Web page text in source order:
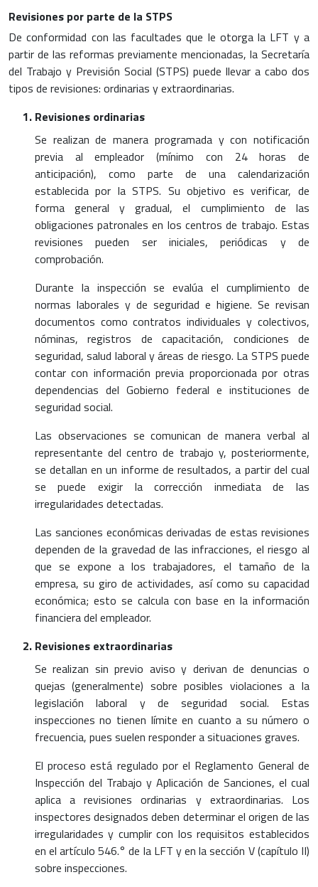
Revisiones por parte de la STPS
De conformidad con las facultades que le otorga la LFT y a
partir de las reformas previamente mencionadas, la Secretaría
del Trabajo y Previsión Social (STPS) puede llevar a cabo dos
tipos de revisiones: ordinarias y extraordinarias.
Revisiones ordinarias
Se realizan de manera programada y con notificación
previa al empleador (mínimo con 24 horas de
anticipación), como parte de una calendarización
establecida por la STPS. Su objetivo es verificar, de
forma general y gradual, el cumplimiento de las
obligaciones patronales en los centros de trabajo. Estas
revisiones pueden ser iniciales, periódicas y de
comprobación.
Durante la inspección se evalúa el cumplimiento de
normas laborales y de seguridad e higiene. Se revisan
documentos como contratos individuales y colectivos,
nóminas, registros de capacitación, condiciones de
seguridad, salud laboral y áreas de riesgo. La STPS puede
contar con información previa proporcionada por otras
dependencias del Gobierno federal e instituciones de
seguridad social.
Las observaciones se comunican de manera verbal al
representante del centro de trabajo y, posteriormente,
se detallan en un informe de resultados, a partir del cual
se puede exigir la corrección inmediata de las
irregularidades detectadas.
Las sanciones económicas derivadas de estas revisiones
dependen de la gravedad de las infracciones, el riesgo al
que se expone a los trabajadores, el tamaño de la
empresa, su giro de actividades, así como su capacidad
económica; esto se calcula con base en la información
financiera del empleador.
Revisiones extraordinarias
Se realizan sin previo aviso y derivan de denuncias o
quejas (generalmente) sobre posibles violaciones a la
legislación laboral y de seguridad social. Estas
inspecciones no tienen límite en cuanto a su número o
frecuencia, pues suelen responder a situaciones graves.
El proceso está regulado por el Reglamento General de
Inspección del Trabajo y Aplicación de Sanciones, el cual
aplica a revisiones ordinarias y extraordinarias. Los
inspectores designados deben determinar el origen de las
irregularidades y cumplir con los requisitos establecidos
en el artículo 546.° de la LFT y en la sección V (capítulo II)
sobre inspecciones.